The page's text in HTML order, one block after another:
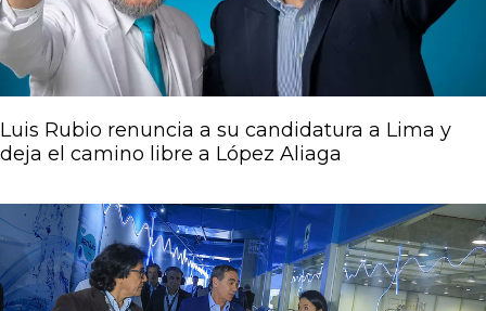
Luis Rubio renuncia a su candidatura a Lima y
deja el camino libre a López Aliaga